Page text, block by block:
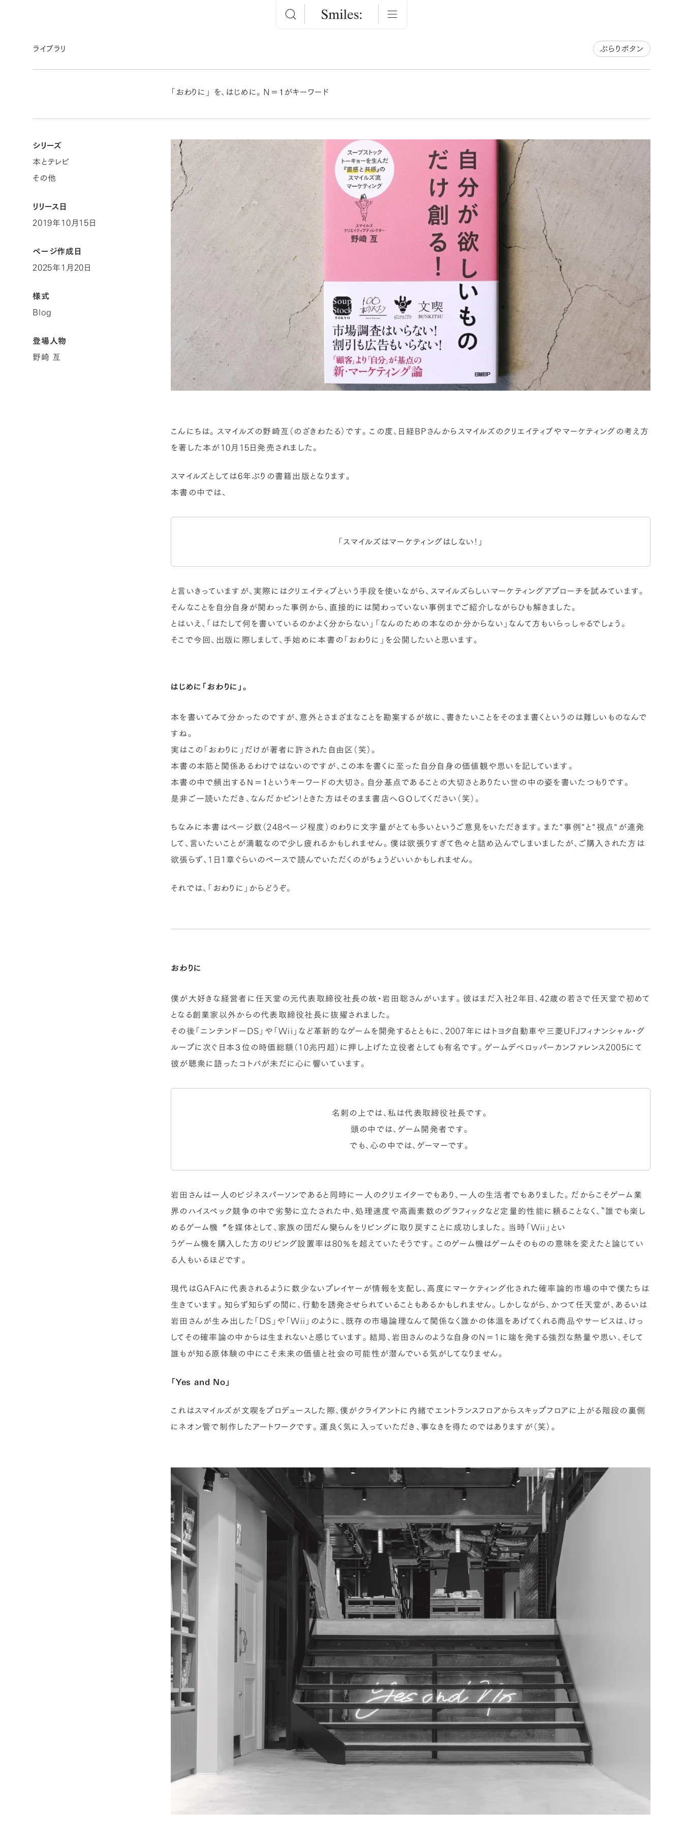
ライブラリ ぶらりボタン
「おわりに」 を、はじめに。N＝１がキーワード
シリーズ
本とテレビ
その他
リリース日
2019年10月15日
ページ作成日
2025年1月20日
様式
Blog
登場人物
野崎 亙
こんにちは。スマイルズの野崎亙（のざきわたる）です。この度、日経BPさんからスマイルズのクリエイティブやマーケティングの考え方
を著した本が10月15日発売されました。
スマイルズとしては6年ぶりの書籍出版となります。
本書の中では、
「スマイルズはマーケティングはしない！」
と言いきっていますが、実際にはクリエイティブという手段を使いながら、スマイルズらしいマーケティングアプローチを試みています。
そんなことを自分自身が関わった事例から、直接的には関わっていない事例までご紹介しながらひも解きました。
とはいえ、「はたして何を書いているのかよく分からない」「なんのための本なのか分からない」なんて方もいらっしゃるでしょう。
そこで今回、出版に際しまして、手始めに本書の「おわりに」を公開したいと思います。
はじめに「おわりに」。
本を書いてみて分かったのですが、意外とさまざまなことを勘案するが故に、書きたいことをそのまま書くというのは難しいものなんで
すね。
実はこの「おわりに」だけが著者に許された自由区（笑）。
本書の本筋と関係あるわけではないのですが、この本を書くに至った自分自身の価値観や思いを記しています。
本書の中で頻出するＮ＝１というキーワードの大切さ。自分基点であることの大切さとありたい世の中の姿を書いたつもりです。
是非ご一読いただき、なんだかピン！ときた方はそのまま書店へＧＯしてください（笑）。
ちなみに本書はページ数（248ページ程度）のわりに文字量がとても多いというご意見をいただきます。また”事例”と”視点”が連発
して、言いたいことが満載なので少し疲れるかもしれません。僕は欲張りすぎて色々と詰め込んでしまいましたが、ご購入された方は
欲張らず、1日1章ぐらいのペースで読んでいただくのがちょうどいいかもしれません。
それでは、「おわりに」からどうぞ。
おわりに
僕が大好きな経営者に任天堂の元代表取締役社長の故・岩田聡さんがいます。彼はまだ入社2年目、42歳の若さで任天堂で初めて
となる創業家以外からの代表取締役社長に抜擢されました。
その後「ニンテンドーDS」や「Wii」など革新的なゲームを開発するとともに、2007年にはトヨタ自動車や三菱UFJフィナンシャル・グ
ループに次ぐ日本３位の時価総額（10兆円超）に押し上げた立役者としても有名です。ゲームデベロッパーカンファレンス2005にて
彼が聴衆に語ったコトバが未だに心に響いています。
名刺の上では、私は代表取締役社長です。
頭の中では、ゲーム開発者です。
でも、心の中では、ゲーマーです。
岩田さんは一人のビジネスパーソンであると同時に一人のクリエイターでもあり、一人の生活者でもありました。だからこそゲーム業
界のハイスペック競争の中で劣勢に立たされた中、処理速度や高画素数のグラフィックなど定量的性能に頼ることなく、〝誰でも楽し
めるゲーム機〞を媒体として、家族の団だん欒らんをリビングに取り戻すことに成功しました。当時「Wii」とい
うゲーム機を購入した方のリビング設置率は80％を超えていたそうです。このゲーム機はゲームそのものの意味を変えたと論じてい
る人もいるほどです。
現代はGAFAに代表されるように数少ないプレイヤーが情報を支配し、高度にマーケティング化された確率論的市場の中で僕たちは
生きています。知らず知らずの間に、行動を誘発させられていることもあるかもしれません。しかしながら、かつて任天堂が、あるいは
岩田さんが生み出した「DS」や「Wii」のように、既存の市場論理なんて関係なく誰かの体温をあげてくれる商品やサービスは、けっ
してその確率論の中からは生まれないと感じています。結局、岩田さんのような自身のN＝1に端を発する強烈な熱量や思い、そして
誰もが知る原体験の中にこそ未来の価値と社会の可能性が潜んでいる気がしてなりません。
「Yes and No」
これはスマイルズが文喫をプロデュースした際、僕がクライアントに内緒でエントランスフロアからスキップフロアに上がる階段の裏側
にネオン管で制作したアートワークです。運良く気に入っていただき、事なきを得たのではありますが（笑）。